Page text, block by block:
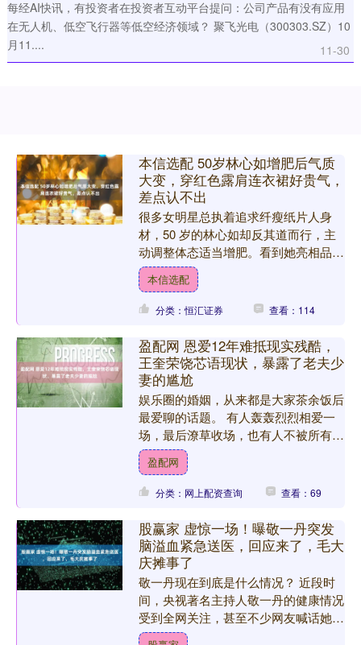
每经AI快讯，有投资者在投资者互动平台提问：公司产品有没有应用
在无人机、低空飞行器等低空经济领域？ 聚飞光电（300303.SZ）10
月11....
11-30
本信选配 50岁林心如增肥后气质
大变，穿红色露肩连衣裙好贵气，
差点认不出
很多女明星总执着追求纤瘦纸片人身
材，50 岁的林心如却反其道而行，主
动调整体态适当增肥。看到她亮相品牌
活动，一袭正红色一字露肩修身长裙惊
艳全场，饱满圆润的面部线....
本信选配
分类：恒汇证券 查看：114
盈配网 恩爱12年难抵现实残酷，
王奎荣饶芯语现状，暴露了老夫少
妻的尴尬
娱乐圈的婚姻，从来都是大家茶余饭后
最爱聊的话题。 有人轰轰烈烈相爱一
场，最后潦草收场，也有人不被所有人
看好。 却依旧安安稳稳携手走过了十
几年的光阴岁月。 比如王....
盈配网
分类：网上配资查询 查看：69
股赢家 虚惊一场！曝敬一丹突发
脑溢血紧急送医，回应来了，毛大
庆摊事了
敬一丹现在到底是什么情况？ 近段时
间，央视著名主持人敬一丹的健康情况
受到全网关注，甚至不少网友喊话她，
希望她能够露面一下，这样大家就不用